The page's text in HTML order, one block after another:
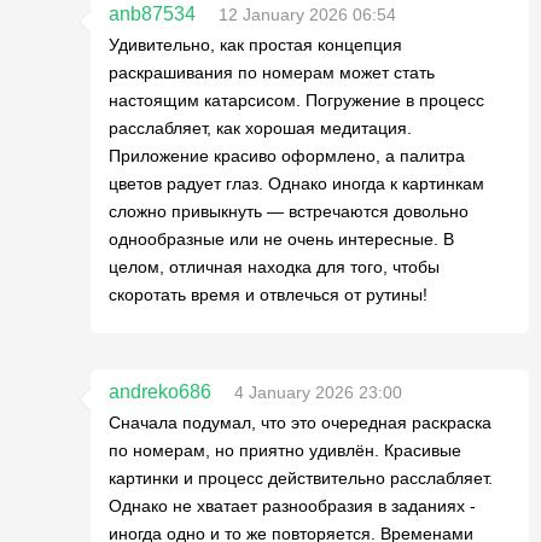
anb87534
12 January 2026 06:54
Удивительно, как простая концепция
раскрашивания по номерам может стать
настоящим катарсисом. Погружение в процесс
расслабляет, как хорошая медитация.
Приложение красиво оформлено, а палитра
цветов радует глаз. Однако иногда к картинкам
сложно привыкнуть — встречаются довольно
однообразные или не очень интересные. В
целом, отличная находка для того, чтобы
скоротать время и отвлечься от рутины!
andreko686
4 January 2026 23:00
Сначала подумал, что это очередная раскраска
по номерам, но приятно удивлён. Красивые
картинки и процесс действительно расслабляет.
Однако не хватает разнообразия в заданиях -
иногда одно и то же повторяется. Временами